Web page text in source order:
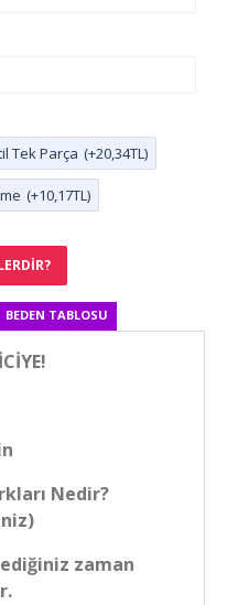
Tek Parça (+20,34TL)
(+10,17TL)
BEDEN TABLOSU
Nedir?
zaman